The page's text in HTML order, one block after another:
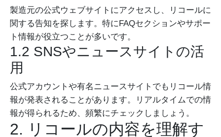
製造元の公式ウェブサイトにアクセスし、リコールに
関する告知を探します。特にFAQセクションやサポー
ト情報が役立つことが多いです。
1.2 SNSやニュースサイトの活
用
公式アカウントや有名ニュースサイトでもリコール情
報が発表されることがあります。リアルタイムでの情
報が得られるため、頻繁にチェックしましょう。
2. リコールの内容を理解す